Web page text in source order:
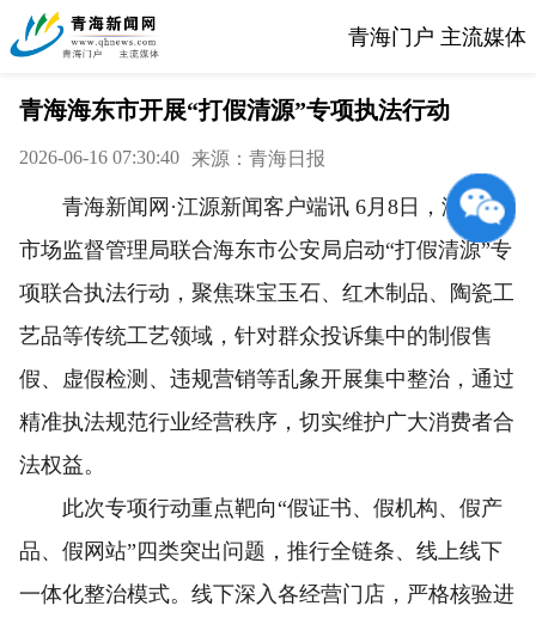
青海门户 主流媒体
青海海东市开展“打假清源”专项执法行动
2026-06-16 07:30:40 来源：青海日报
青海新闻网·江源新闻客户端讯 6月8日，海东市
市场监督管理局联合海东市公安局启动“打假清源”专
项联合执法行动，聚焦珠宝玉石、红木制品、陶瓷工
艺品等传统工艺领域，针对群众投诉集中的制假售
假、虚假检测、违规营销等乱象开展集中整治，通过
精准执法规范行业经营秩序，切实维护广大消费者合
法权益。
此次专项行动重点靶向“假证书、假机构、假产
品、假网站”四类突出问题，推行全链条、线上线下
一体化整治模式。线下深入各经营门店，严格核验进